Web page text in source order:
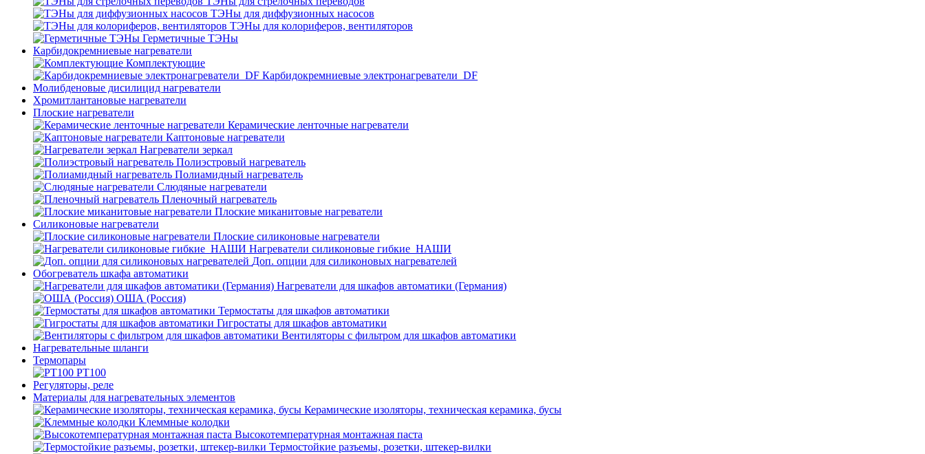
ТЭНы для диффузионных насосов
ТЭНы для колориферов, вентиляторов
Герметичные ТЭНы
Карбидокремниевые нагреватели
Комплектующие
Карбидокремниевые электронагреватели_DF
Молибденовые дисилицид нагреватели
Хромитлантановые нагреватели
Плоские нагреватели
Керамические ленточные нагреватели
Каптоновые нагреватели
Нагреватели зеркал
Полиэстровый нагреватель
Полиамидный нагреватель
Слюдяные нагреватели
Пленочный нагреватель
Плоские миканитовые нагреватели
Силиконовые нагреватели
Плоские силиконовые нагреватели
Нагреватели силиконовые гибкие_НАШИ
Доп. опции для силиконовых нагревателей
Обогреватель шкафа автоматики
Нагреватели для шкафов автоматики (Германия)
ОША (Россия)
Термостаты для шкафов автоматики
Гигростаты для шкафов автоматики
Вентиляторы с фильтром для шкафов автоматики
Нагревательные шланги
Термопары
PT100
Регуляторы, реле
Материалы для нагревательных элементов
Керамические изоляторы, техническая керамика, бусы
Клеммные колодки
Высокотемпературная монтажная паста
Термостойкие разъемы, розетки, штекер-вилки